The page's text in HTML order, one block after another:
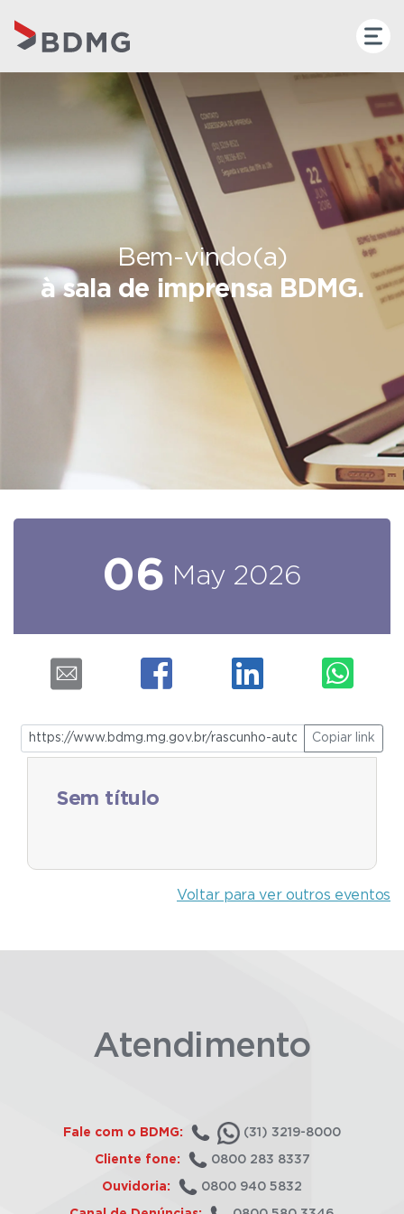
Bem-vindo(a)
à sala de imprensa BDMG.
06 May 2026
Copiar link
Sem título
Voltar para ver outros eventos
Atendimento
Fale com o BDMG: (31) 3219-8000
Cliente fone: 0800 283 8337
Ouvidoria: 0800 940 5832